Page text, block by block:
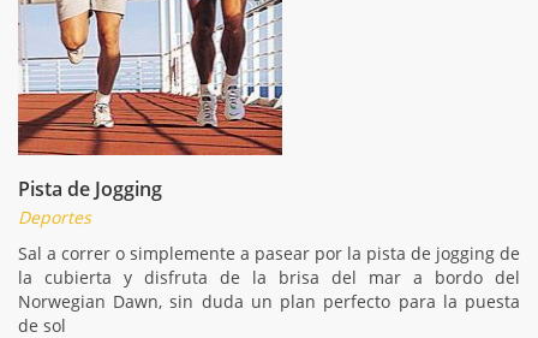
Pista de Jogging
Deportes
Sal a correr o simplemente a pasear por la pista de jogging de
la cubierta y disfruta de la brisa del mar a bordo del
Norwegian Dawn, sin duda un plan perfecto para la puesta
de sol